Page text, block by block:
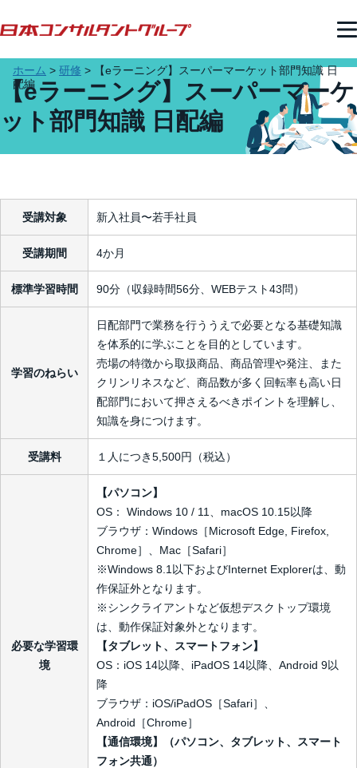
ホーム > 研修 >
【eラーニング】スーパーマーケット部門知識 日
配編
【eラーニング】スーパーマーケ
ット部門知識 日配編
受講対象 新入社員〜若手社員
受講期間 4か月
標準学習時間 90分（収録時間56分、WEBテスト43問）
学習のねらい
日配部門で業務を行ううえで必要となる基礎知識
を体系的に学ぶことを目的としています。
売場の特徴から取扱商品、商品管理や発注、また
クリンリネスなど、商品数が多く回転率も高い日
配部門において押さえるべきポイントを理解し、
知識を身につけます。
受講料 １人につき5,500円（税込）
必要な学習環
境
【パソコン】
OS： Windows 10 / 11、macOS 10.15以降
ブラウザ：Windows［Microsoft Edge, Firefox,
Chrome］、Mac［Safari］
※Windows 8.1以下およびInternet Explorerは、動
作保証外となります。
※シンクライアントなど仮想デスクトップ環境
は、動作保証対象外となります。
【タブレット、スマートフォン】
OS：iOS 14以降、iPadOS 14以降、Android 9以
降
ブラウザ：iOS/iPadOS［Safari］、
Android［Chrome］
【通信環境】（パソコン、タブレット、スマート
フォン共通）